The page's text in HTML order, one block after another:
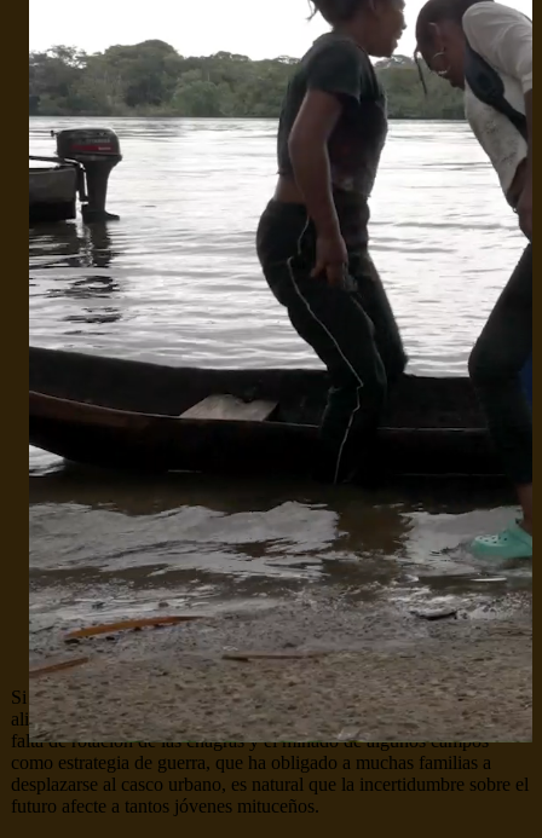
Si a esa carga pesada, dice Emerson, sumamos la actual escasez de
alimentos en las comunidades por el agotamiento de los suelos y
falta de rotación de las chagras y el minado de algunos campos
como estrategia de guerra, que ha obligado a muchas familias a
desplazarse al casco urbano, es natural que la incertidumbre sobre el
futuro afecte a tantos jóvenes mituceños.